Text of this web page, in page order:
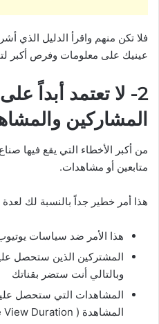
فلا تكن منهم واقرأ الدليل الذي
عينيك على معلومات وفرص أكبر
2- لا تعتمد أبداً
المشاركين
من أكبر الأخطاء التي يقع فيها
متابعين أو مشاهدات.
هذا أمر خطير جداً بالنسبة لك
هذا الأمر ضد سياسات
المشتركين الذين ستحصل
وبالتالي أنت ستضر بقناتك
المشاهدات التي ستحصل